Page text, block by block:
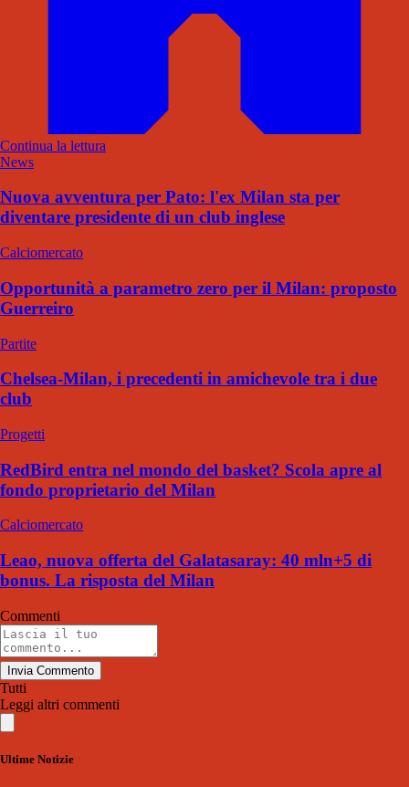
Continua la lettura
News
Nuova avventura per Pato: l'ex Milan sta per
diventare presidente di un club inglese
Calciomercato
Opportunità a parametro zero per il Milan: proposto
Guerreiro
Partite
Chelsea-Milan, i precedenti in amichevole tra i due
club
Progetti
RedBird entra nel mondo del basket? Scola apre al
fondo proprietario del Milan
Calciomercato
Leao, nuova offerta del Galatasaray: 40 mln+5 di
bonus. La risposta del Milan
Commenti
Invia Commento
Tutti
Leggi altri commenti
Ultime Notizie